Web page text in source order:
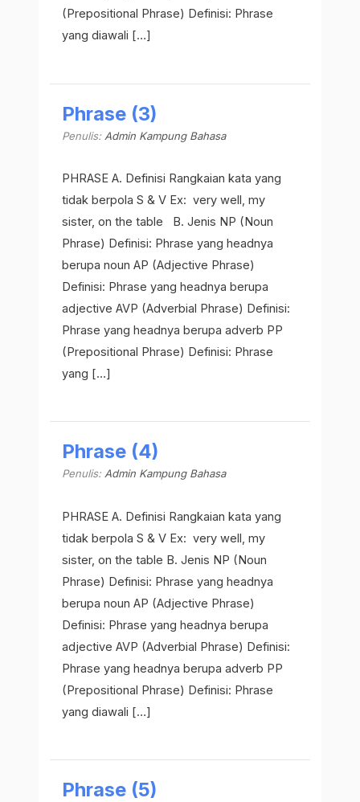
(Prepositional Phrase) Definisi: Phrase
yang diawali […]
Phrase (3)
Penulis: Admin Kampung Bahasa
PHRASE A. Definisi Rangkaian kata yang
tidak berpola S & V Ex: very well, my
sister, on the table B. Jenis NP (Noun
Phrase) Definisi: Phrase yang headnya
berupa noun AP (Adjective Phrase)
Definisi: Phrase yang headnya berupa
adjective AVP (Adverbial Phrase) Definisi:
Phrase yang headnya berupa adverb PP
(Prepositional Phrase) Definisi: Phrase
yang […]
Phrase (4)
Penulis: Admin Kampung Bahasa
PHRASE A. Definisi Rangkaian kata yang
tidak berpola S & V Ex: very well, my
sister, on the table B. Jenis NP (Noun
Phrase) Definisi: Phrase yang headnya
berupa noun AP (Adjective Phrase)
Definisi: Phrase yang headnya berupa
adjective AVP (Adverbial Phrase) Definisi:
Phrase yang headnya berupa adverb PP
(Prepositional Phrase) Definisi: Phrase
yang diawali […]
Phrase (5)